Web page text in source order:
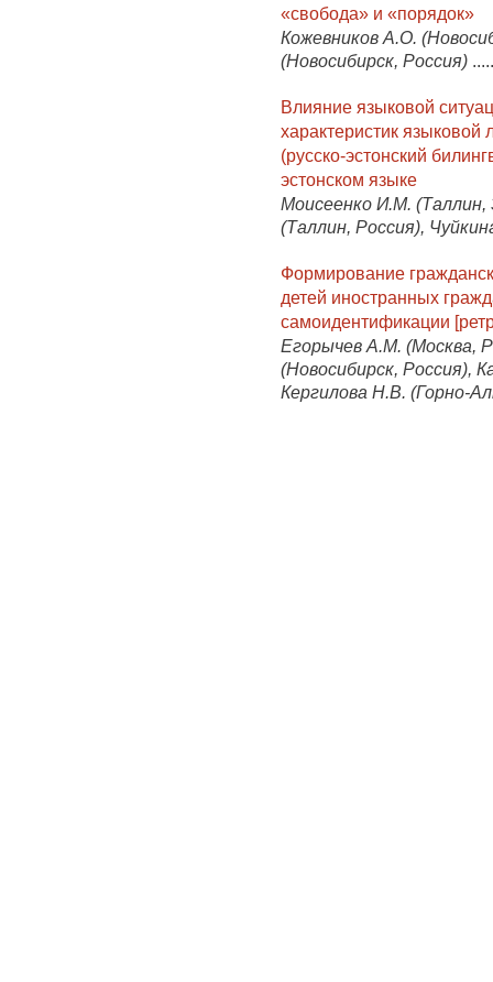
«свобода» и «порядок»
Кожевников А.О.
(Новосибирск, Россия) .....
Влияние языковой
характеристик
(русско-эстонский
эстонском языке
Моисеенко И.М.
(Таллин, Россия),
Формирование
детей иностранных
самоидентификации
Егорычев А.М. (Москва,
(Новосибирск, Россия),
Кергилова Н.В. (Горно-